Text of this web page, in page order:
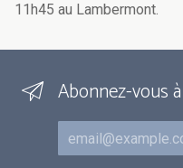
11h45 au Lambermont.
Abonnez-vous
Courriel